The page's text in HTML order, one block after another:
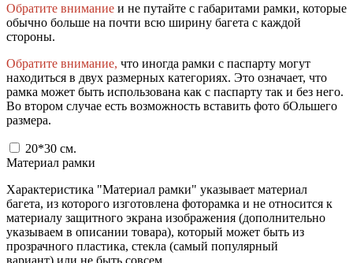
Обратите внимание и не путайте с габаритами рамки, которые
обычно больше на почти всю ширину багета с каждой
стороны.
Обратите внимание, что иногда рамки с паспарту могут
находиться в двух размерных категориях. Это означает, что
рамка может быть использована как с паспарту так и без него.
Во втором случае есть возможность вставить фото бОльшего
размера.
20*30 см.
Материал рамки
Характеристика "Материал рамки" указывает материал
багета, из которого изготовлена фоторамка и не относится к
материалу защитного экрана изображения (дополнительно
указываем в описании товара), который может быть из
прозрачного пластика, стекла (самый популярный
вариант) или не быть совсем.